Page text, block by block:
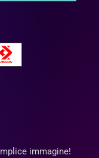
immagine!